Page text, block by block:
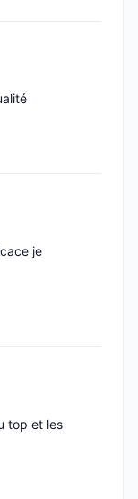
je
top et les